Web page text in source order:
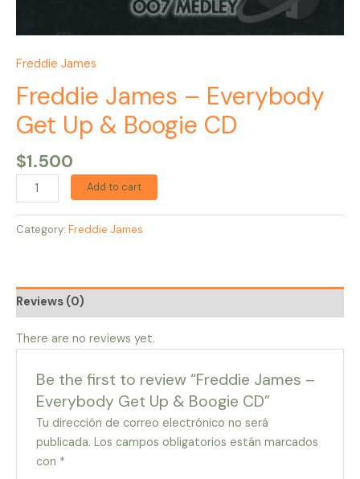
Freddie James
Freddie James – Everybody
Get Up & Boogie CD
$1.500
Add to cart
Category: Freddie James
Reviews (0)
There are no reviews yet.
Be the first to review “Freddie James –
Everybody Get Up & Boogie CD”
Tu dirección de correo electrónico no será
publicada. Los campos obligatorios están marcados
con *